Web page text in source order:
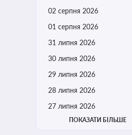
02 серпня 2026
01 серпня 2026
31 липня 2026
30 липня 2026
29 липня 2026
28 липня 2026
27 липня 2026
ПОКАЗАТИ БІЛЬШЕ